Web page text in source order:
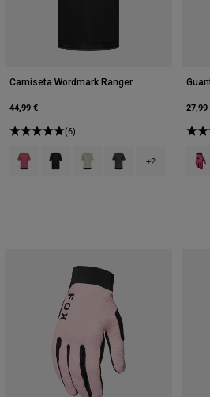
Camiseta Wordmark Ranger
44,99 €
(6)
Product swatch type of Berry.
Product swatch type of Negro.
Product swatch type of
Product swatch type
+2
27,99